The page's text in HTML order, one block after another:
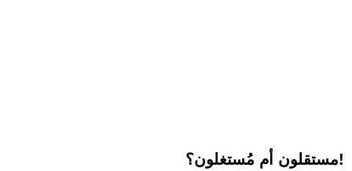
مستقلون أم مُستغلون؟!